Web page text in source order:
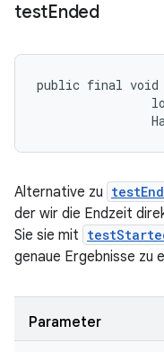
testEnded
public final void
Alternative zu
der wir die Endzeit
Sie sie mit
genaue Ergebnisse zu
Parameter